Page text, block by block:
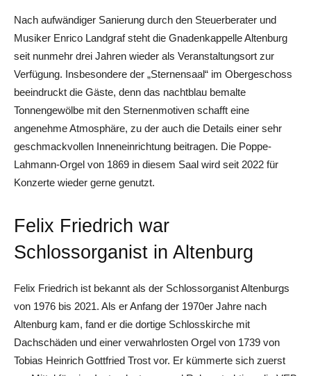
Nach aufwändiger Sanierung durch den Steuerberater und
Musiker Enrico Landgraf steht die Gnadenkappelle Altenburg
seit nunmehr drei Jahren wieder als Veranstaltungsort zur
Verfügung. Insbesondere der „Sternensaal“ im Obergeschoss
beeindruckt die Gäste, denn das nachtblau bemalte
Tonnengewölbe mit den Sternenmotiven schafft eine
angenehme Atmosphäre, zu der auch die Details einer sehr
geschmackvollen Inneneinrichtung beitragen. Die Poppe-
Lahmann-Orgel von 1869 in diesem Saal wird seit 2022 für
Konzerte wieder gerne genutzt.
Felix Friedrich war
Schlossorganist in Altenburg
Felix Friedrich ist bekannt als der Schlossorganist Altenburgs
von 1976 bis 2021. Als er Anfang der 1970er Jahre nach
Altenburg kam, fand er die dortige Schlosskirche mit
Dachschäden und einer verwahrlosten Orgel von 1739 von
Tobias Heinrich Gottfried Trost vor. Er kümmerte sich zuerst